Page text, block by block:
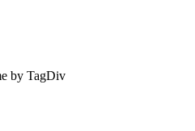
by TagDiv